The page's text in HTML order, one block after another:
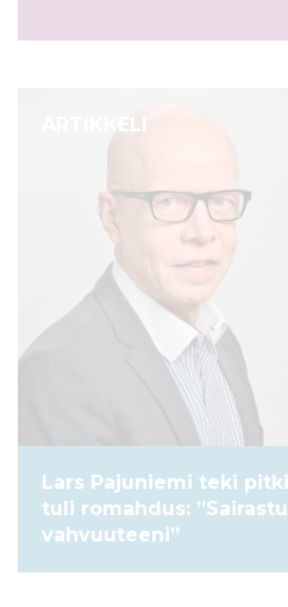
ARTIKKELI
Lars Pajuniemi teki
tuli romahdus:
vahvuuteeni”